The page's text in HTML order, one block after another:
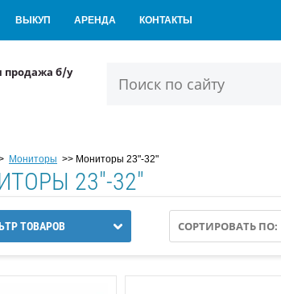
ВЫКУП АРЕНДА КОНТАКТЫ
продажа б/у
Мониторы >> Мониторы 23"-32"
23"-32"
ТОВАРОВ СОРТИРОВАТЬ ПО: